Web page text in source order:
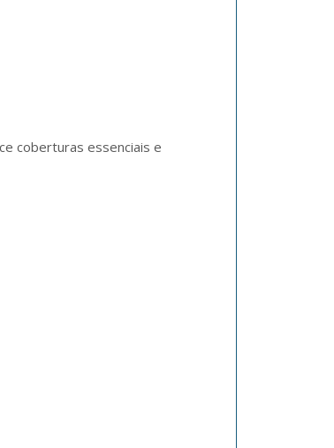
coberturas essenciais e